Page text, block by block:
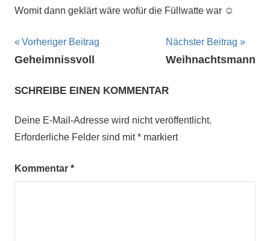
Womit dann geklärt wäre wofür die Füllwatte war ☺
Beitragsnavigation
Vorheriger Beitrag
Geheimnissvoll
Nächster Beitrag
Weihnachtsmann
SCHREIBE EINEN KOMMENTAR
Deine E-Mail-Adresse wird nicht veröffentlicht.
Erforderliche Felder sind mit* markiert
Kommentar *